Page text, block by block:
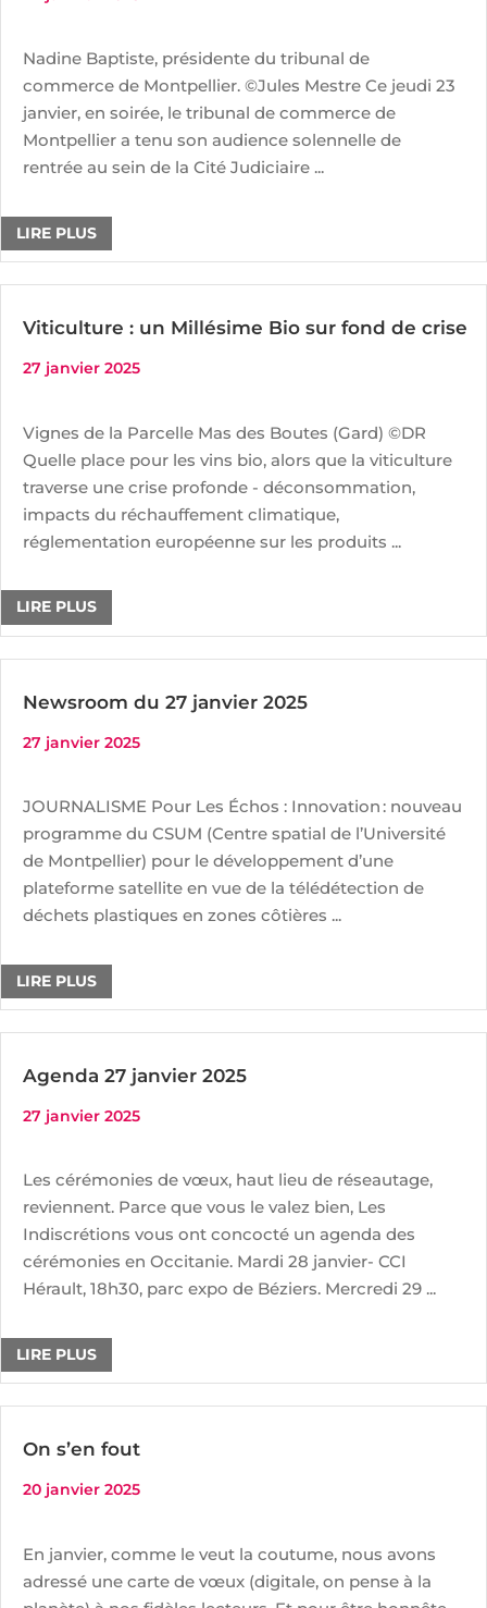
Nadine Baptiste, présidente du tribunal de
commerce de Montpellier. ©Jules Mestre Ce jeudi 23
janvier, en soirée, le tribunal de commerce de
Montpellier a tenu son audience solennelle de
rentrée au sein de la Cité Judiciaire ...
LIRE PLUS
Viticulture : un Millésime Bio sur fond de crise
27 janvier 2025
Vignes de la Parcelle Mas des Boutes (Gard) ©DR
Quelle place pour les vins bio, alors que la viticulture
traverse une crise profonde - déconsommation,
impacts du réchauffement climatique,
réglementation européenne sur les produits ...
LIRE PLUS
Newsroom du 27 janvier 2025
27 janvier 2025
JOURNALISME Pour Les Échos : Innovation : nouveau
programme du CSUM (Centre spatial de l’Université
de Montpellier) pour le développement d’une
plateforme satellite en vue de la télédétection de
déchets plastiques en zones côtières ...
LIRE PLUS
Agenda 27 janvier 2025
27 janvier 2025
Les cérémonies de vœux, haut lieu de réseautage,
reviennent. Parce que vous le valez bien, Les
Indiscrétions vous ont concocté un agenda des
cérémonies en Occitanie. Mardi 28 janvier- CCI
Hérault, 18h30, parc expo de Béziers. Mercredi 29 ...
LIRE PLUS
On s’en fout
20 janvier 2025
En janvier, comme le veut la coutume, nous avons
adressé une carte de vœux (digitale, on pense à la